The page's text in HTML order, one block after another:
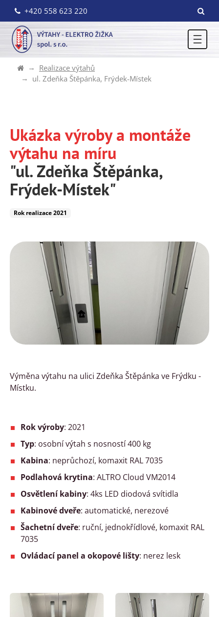
+420 558 623 220
Realizace výtahů
ul. Zdeňka Štěpánka, Frýdek-Místek
Ukázka výroby a montáže
výtahu na míru
"ul. Zdeňka Štěpánka,
Frýdek-Místek"
Rok realizace 2021
Výměna výtahu na ulici Zdeňka Štěpánka ve Frýdku -
Místku.
Rok výroby: 2021
Typ: osobní výtah s nosností 400 kg
Kabina: neprůchozí, komaxit RAL 7035
Podlahová krytina: ALTRO Cloud VM2014
Osvětlení kabiny: 4ks LED diodová svítidla
Kabinové dveře: automatické, nerezové
Šachetní dveře: ruční, jednokřídlové, komaxit RAL
7035
Ovládací panel a okopové lišty: nerez lesk